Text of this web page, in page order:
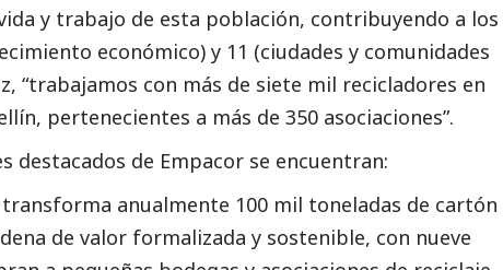
y trabajo de esta población, contribuyendo a los
económico) y 11 (ciudades y comunidades
“trabajamos con más de siete mil recicladores en
pertenecientes a más de 350 asociaciones”.
destacados de Empacor se encuentran:
transforma anualmente 100 mil toneladas de cartón
de valor formalizada y sostenible, con nueve